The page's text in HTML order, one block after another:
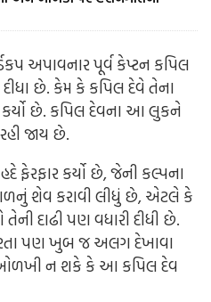
અપાવનાર પૂર્વ કેપ્ટન કપિલ
છે. કેમ કે કપિલ દેવે તેના
છે. કપિલ દેવના આ લુકને
જાય છે.
ફેરફાર કર્યો છે, જેની કલ્પના
શેવ કરાવી લીધું છે, એટલે કે
દાઢી પણ વધારી દીધી છે.
પણ ખુબ જ અલગ દેખાવા
ન શકે કે આ કપિલ દેવ